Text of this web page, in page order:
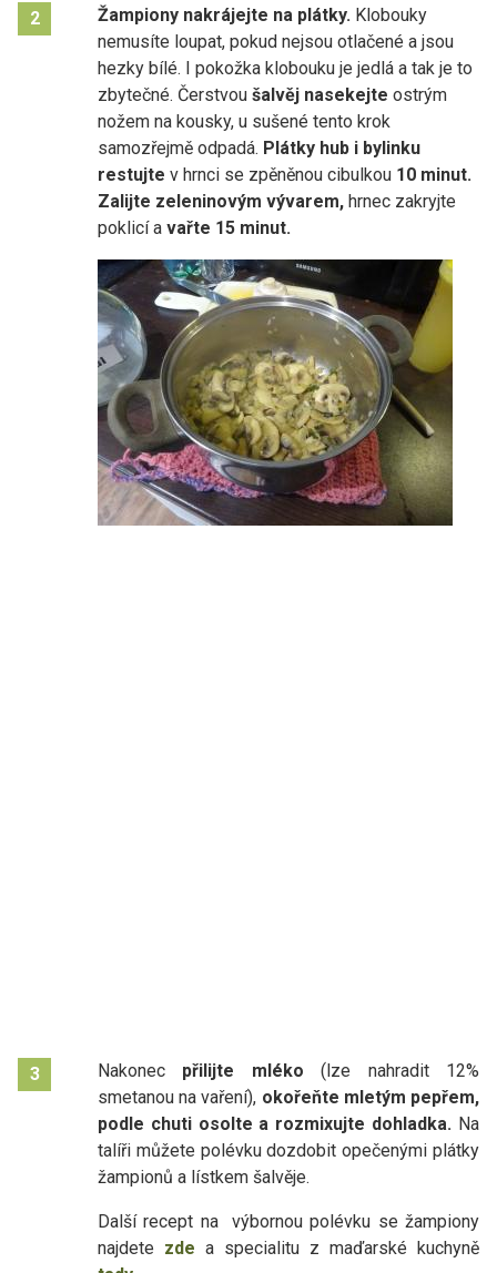
2 Žampiony nakrájejte na plátky. Klobouky
nemusíte loupat, pokud nejsou otlačené a jsou
hezky bílé. I pokožka klobouku je jedlá a tak je to
zbytečné. Čerstvou šalvěj nasekejte ostrým
nožem na kousky, u sušené tento krok
samozřejmě odpadá. Plátky hub i bylinku
restujte v hrnci se zpěněnou cibulkou 10 minut.
Zalijte zeleninovým vývarem, hrnec zakryjte
poklicí a vařte 15 minut.
3 Nakonec přilijte mléko (lze nahradit 12%
smetanou na vaření), okořeňte mletým pepřem,
podle chuti osolte a rozmixujte dohladka. Na
talíři můžete polévku dozdobit opečenými plátky
žampionů a lístkem šalvěje.
Další recept na výbornou polévku se žampiony
najdete zde a specialitu z maďarské kuchyně